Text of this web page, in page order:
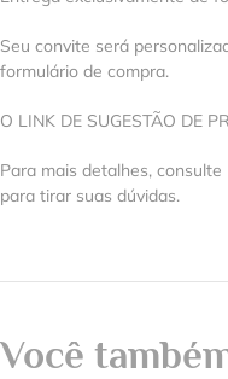
Seu convite será
formulário de compra.
O LINK DE SUGESTÃO DE
Para mais detalhes,
para tirar suas dúvidas.
Você